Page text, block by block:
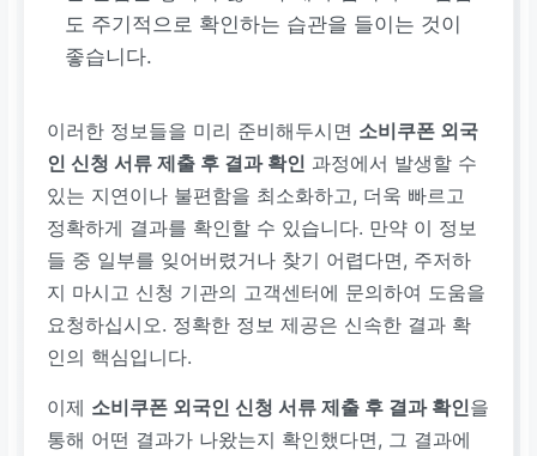
도 주기적으로 확인하는 습관을 들이는 것이
좋습니다.
이러한 정보들을 미리 준비해두시면 소비쿠폰 외국
인 신청 서류 제출 후 결과 확인 과정에서 발생할 수
있는 지연이나 불편함을 최소화하고, 더욱 빠르고
정확하게 결과를 확인할 수 있습니다. 만약 이 정보
들 중 일부를 잊어버렸거나 찾기 어렵다면, 주저하
지 마시고 신청 기관의 고객센터에 문의하여 도움을
요청하십시오. 정확한 정보 제공은 신속한 결과 확
인의 핵심입니다.
이제 소비쿠폰 외국인 신청 서류 제출 후 결과 확인을
통해 어떤 결과가 나왔는지 확인했다면, 그 결과에